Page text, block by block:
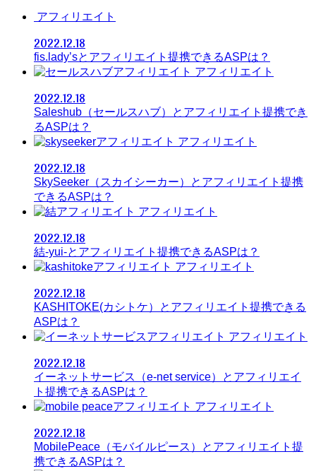
アフィリエイト
2022.12.18
fis.lady’sとアフィリエイト提携できるASPは？
アフィリエイト
2022.12.18
Saleshub（セールスハブ）とアフィリエイト提携でき
るASPは？
アフィリエイト
2022.12.18
SkySeeker（スカイシーカー）とアフィリエイト提携
できるASPは？
アフィリエイト
2022.12.18
結-yui-とアフィリエイト提携できるASPは？
アフィリエイト
2022.12.18
KASHITOKE(カシトケ）とアフィリエイト提携できる
ASPは？
アフィリエイト
2022.12.18
イーネットサービス（e-net service）とアフィリエイ
ト提携できるASPは？
アフィリエイト
2022.12.18
MobilePeace（モバイルピース）とアフィリエイト提
携できるASPは？